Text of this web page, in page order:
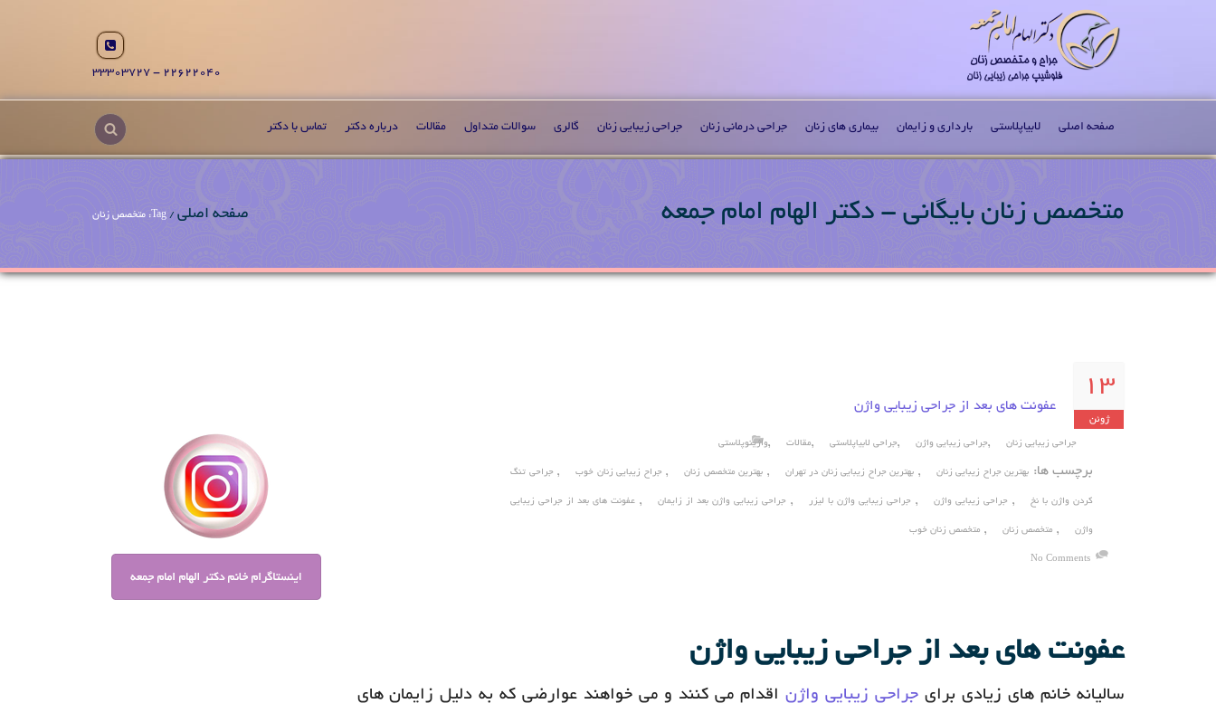
22622040 - 33303727
صفحه اصلی لابیاپلاستی بارداری و زایمان بیماری های زنان جراحی درمانی زنان جراحی زیبایی زنان گالری سوالات متداول مقالات درباره دکتر تماس با دکتر
متخصص زنان بایگانی - دکتر الهام امام جمعه صفحه اصلی / Tag: متخصص زنان
13
ژوئن
عفونت های بعد از جراحی زیبایی واژن
جراحی زیبایی زنان ,جراحی زیبایی واژن ,جراحی لابیاپلاستی ,مقالات ,واژینوپلاستی
برچسب ها: بهترین جراح زیبایی زنان , بهترین جراح زیبایی زنان در تهران , بهترین متخصص زنان , جراح زیبایی زنان خوب , جراحی تنگ
کردن واژن با نخ , جراحی زیبایی واژن , جراحی زیبایی واژن با لیزر , جراحی زیبایی واژن بعد از زایمان , عفونت های بعد از جراحی زیبایی
واژن , متخصص زنان , متخصص زنان خوب
No Comments
عفونت های بعد از جراحی زیبایی واژن
سالیانه خانم های زیادی برای جراحی زیبایی واژناقدام می کنند و می خواهند عوارضی که به دلیل زایمان های